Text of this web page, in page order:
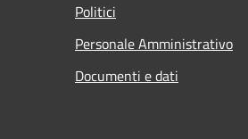
Politici
Personale Amministrativo
Documenti e dati